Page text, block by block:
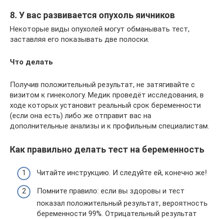
8. У вас развивается опухоль яичников
Некоторые виды опухолей могут обманывать тест,
заставляя его показывать две полоски.
Что делать
Получив положительный результат, не затягивайте с
визитом к гинекологу. Медик проведёт исследования, в
ходе которых установит реальный срок беременности
(если она есть) либо же отправит вас на
дополнительные анализы и к профильным специалистам.
Как правильно делать тест на беременность
Читайте инструкцию. И следуйте ей, конечно же!
Помните правило: если вы здоровы и тест
показал положительный результат, вероятность
беременности 99%. Отрицательный результат